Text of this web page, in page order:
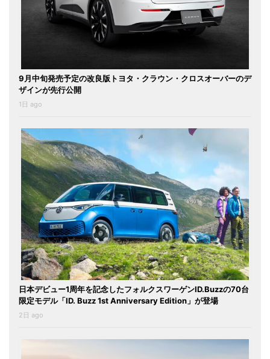
9月中旬発売予定の改良版トヨタ・クラウン・クロスオーバーのデ
ザインが先行公開
1日 ago
日本デビュー1周年を記念したフォルクスワーゲンID.Buzzの70台
限定モデル「ID. Buzz 1st Anniversary Edition」が登場
2日 ago